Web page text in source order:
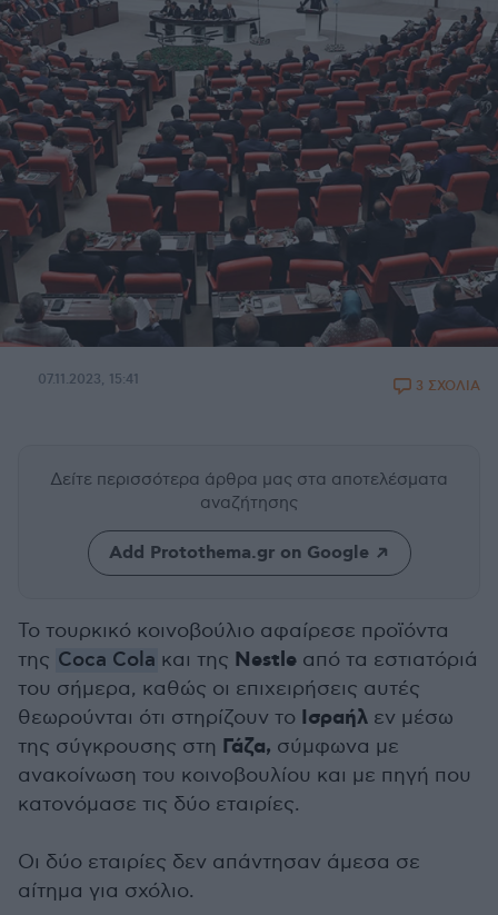
07.11.2023, 15:41 3 ΣΧΟΛΙΑ
Δείτε περισσότερα άρθρα μας στα αποτελέσματα
αναζήτησης
Add Protothema.gr on Google
Το τουρκικό κοινοβούλιο αφαίρεσε προϊόντα
της Coca Cola και της Nestle από τα εστιατόριά
του σήμερα, καθώς οι επιχειρήσεις αυτές
θεωρούνται ότι στηρίζουν το Ισραήλ εν μέσω
της σύγκρουσης στη Γάζα, σύμφωνα με
ανακοίνωση του κοινοβουλίου και με πηγή που
κατονόμασε τις δύο εταιρίες.
Οι δύο εταιρίες δεν απάντησαν άμεσα σε
αίτημα για σχόλιο.